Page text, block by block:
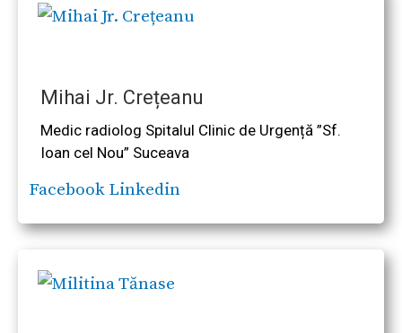
Mihai Jr. Crețeanu
Medic radiolog Spitalul Clinic de Urgență ”Sf.
Ioan cel Nou” Suceava
Facebook Linkedin